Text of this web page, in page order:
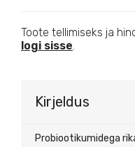
Toote tellimiseks ja
logi sisse.
Kirjeldus
Probiootikumidega